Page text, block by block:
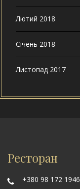
Лютий 2018
Січень 2018
Листопад 2017
Ресторан
+380 98 172 1946